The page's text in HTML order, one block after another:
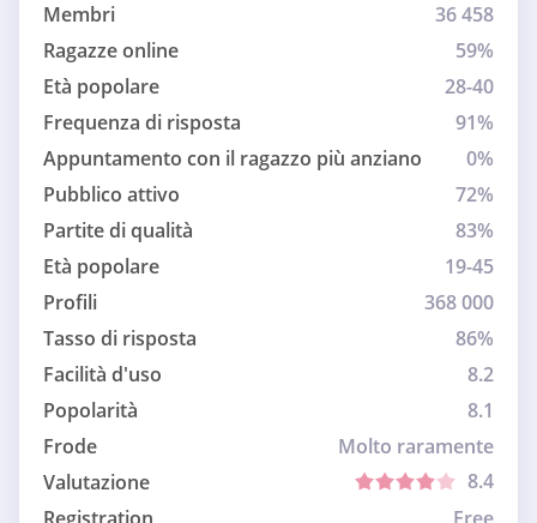
Membri
36 458
Ragazze online
59%
Età popolare
28-40
Frequenza di risposta
91%
Appuntamento con il ragazzo più anziano
0%
Pubblico attivo
72%
Partite di qualità
83%
Età popolare
19-45
Profili
368 000
Tasso di risposta
86%
Facilità d'uso
8.2
Popolarità
8.1
Frode
Molto raramente
Valutazione
8.4